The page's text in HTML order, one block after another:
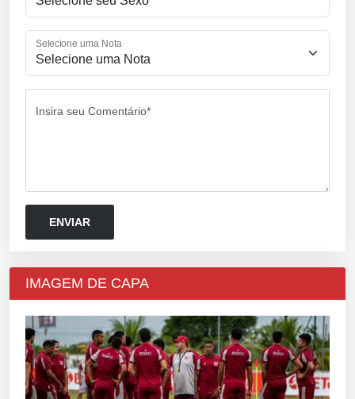
Selecione uma Nota
Insira seu Comentário*
IMAGEM DE CAPA